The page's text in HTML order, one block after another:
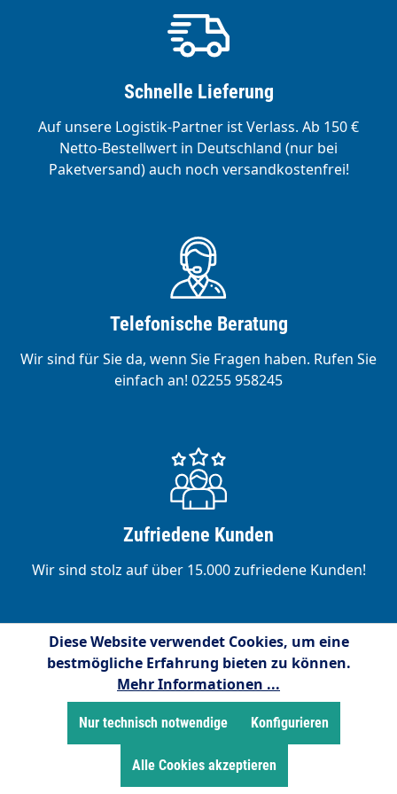
Schnelle Lieferung
Auf unsere Logistik-Partner ist Verlass. Ab 150 €
Netto-Bestellwert in Deutschland (nur bei
Paketversand) auch noch versandkostenfrei!
Telefonische Beratung
Wir sind für Sie da, wenn Sie Fragen haben. Rufen Sie
einfach an! 02255 958245
Zufriedene Kunden
Wir sind stolz auf über 15.000 zufriedene Kunden!
Service-Hotline
Kostenlose telefonische Unterstützung und Beratung
unter:
02255/958245
Diese Website verwendet Cookies, um eine
bestmögliche Erfahrung bieten zu können.
Mehr Informationen ...
Nur technisch notwendige Konfigurieren
Alle Cookies akzeptieren